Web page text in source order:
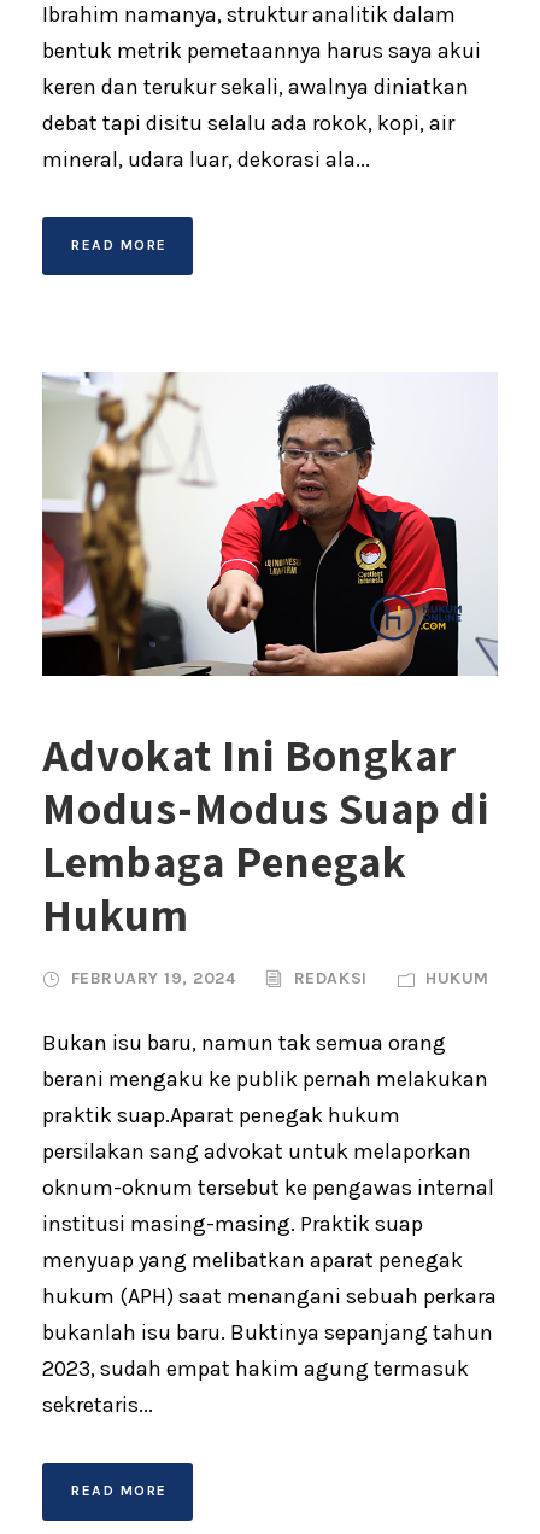
Ibrahim namanya, struktur analitik dalam
bentuk metrik pemetaannya harus saya akui
keren dan terukur sekali, awalnya diniatkan
debat tapi disitu selalu ada rokok, kopi, air
mineral, udara luar, dekorasi ala...
READ MORE
Advokat Ini Bongkar
Modus-Modus Suap di
Lembaga Penegak
Hukum
FEBRUARY 19, 2024 REDAKSI HUKUM
Bukan isu baru, namun tak semua orang
berani mengaku ke publik pernah melakukan
praktik suap.Aparat penegak hukum
persilakan sang advokat untuk melaporkan
oknum-oknum tersebut ke pengawas internal
institusi masing-masing. Praktik suap
menyuap yang melibatkan aparat penegak
hukum (APH) saat menangani sebuah perkara
bukanlah isu baru. Buktinya sepanjang tahun
2023, sudah empat hakim agung termasuk
sekretaris...
READ MORE